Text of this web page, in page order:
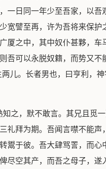
一日同一年少至吾家，以吾
宽譬至再，许为吾将来保护
厦之中，其中奴仆甚夥，车
吾可以永脱奴籍，而势又不
儿。长者男也，曰亨利，神
之，默不敢言。其兄且觅
礼拜为期。吾闻言噤不能声
鬻于彼。吾大肆骂詈，而心
尽空其产，而吾之母子，遂